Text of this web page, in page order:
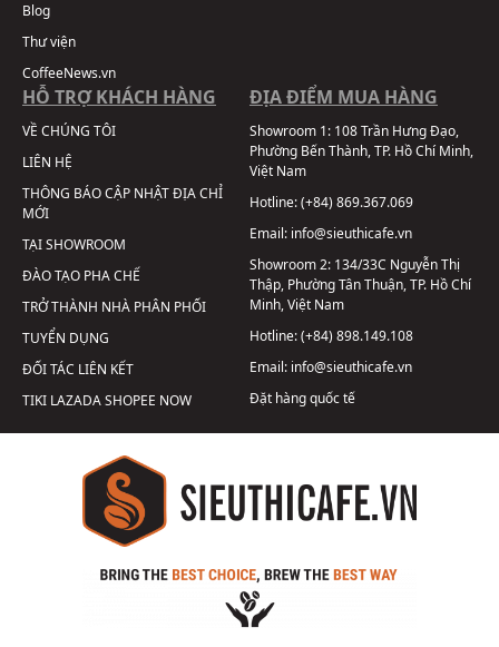
Blog
Thư viện
CoffeeNews.vn
HỖ TRỢ KHÁCH HÀNG
VỀ CHÚNG TÔI
LIÊN HỆ
THÔNG BÁO CẬP NHẬT ĐỊA CHỈ
MỚI
TẠI SHOWROOM
ĐÀO TẠO PHA CHẾ
TRỞ THÀNH NHÀ PHÂN PHỐI
TUYỂN DỤNG
ĐỐI TÁC LIÊN KẾT
TIKI LAZADASHOPEE NOW
ĐỊA ĐIỂM MUA HÀNG
Showroom 1: 108 Trần Hưng Đạo,
Phường Bến Thành, TP. Hồ Chí Minh,
Việt Nam
Hotline:(+84) 869.367.069
Email: info@sieuthicafe.vn
Showroom 2: 134/33C Nguyễn Thị
Thập, Phường Tân Thuận, TP. Hồ Chí
Minh, Việt Nam
Hotline:(+84) 898.149.108
Email: info@sieuthicafe.vn
Đặt hàng quốc tế